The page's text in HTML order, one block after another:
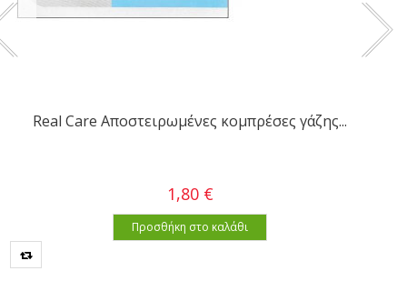
Real Care Αποστειρωμένες κομπρέσες γάζης...
1,80 €
Προσθήκη στο καλάθι